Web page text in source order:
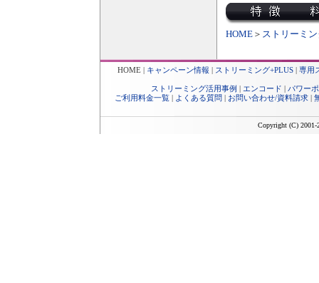
HOME＞ ストリーミン
HOME | キャンペーン情報 | ストリーミング+PLUS | 専用
ストリーミング活用事例 | エンコード | パワー
ご利用料金一覧| よくある質問 | お問い合わせ/資料請求|
Copyright (C) 2001-